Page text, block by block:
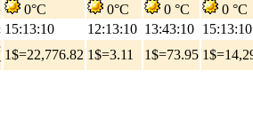
0°C 0°C 0 °C 0 °C
15:13:11 12:13:11 13:43:11 15:13:11
1$=22,776.82 1$=3.11 1$=73.95